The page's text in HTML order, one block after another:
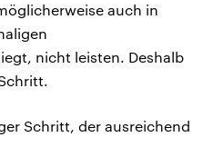
auch in
nicht leisten. Deshalb
Schritt, der ausreichend